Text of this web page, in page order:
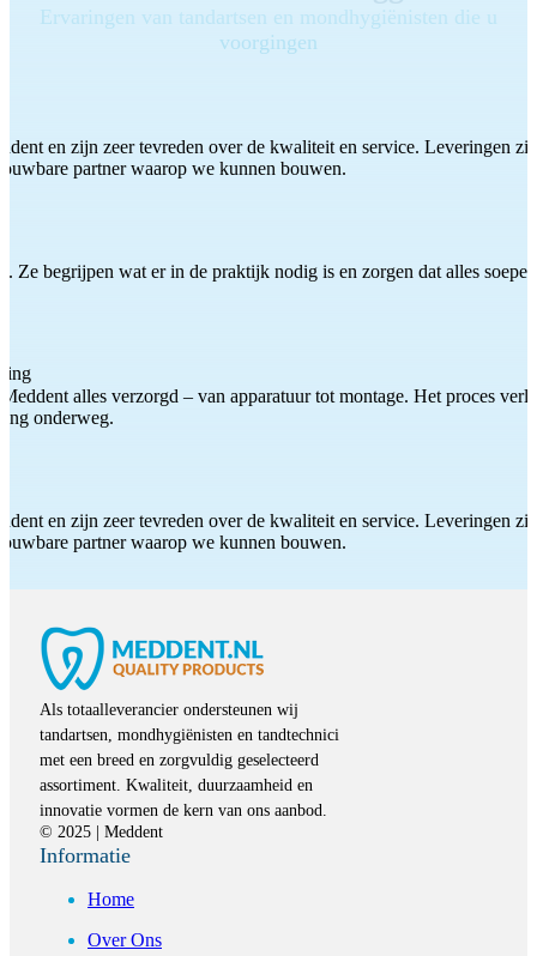
Ervaringen van tandartsen en mondhygiënisten die u
voorgingen
en zijn zeer tevreden over de kwaliteit en service. Leveringen
partner waarop we kunnen bouwen.
Ze begrijpen wat er in de praktijk nodig is en zorgen dat alles
alles verzorgd – van apparatuur tot montage. Het proces
onderweg.
en zijn zeer tevreden over de kwaliteit en service. Leveringen
partner waarop we kunnen bouwen.
Als totaalleverancier ondersteunen wij
tandartsen, mondhygiënisten en tandtechnici
met een breed en zorgvuldig geselecteerd
assortiment. Kwaliteit, duurzaamheid en
innovatie vormen de kern van ons aanbod.
© 2025 | Meddent
Informatie
Home
Over Ons